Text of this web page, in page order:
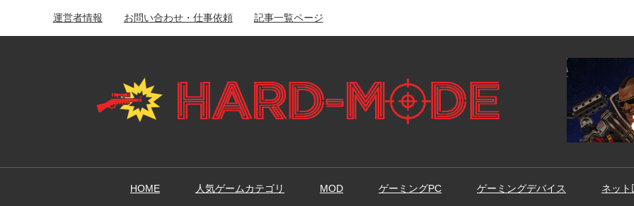
運営者情報 お問い合わせ・仕事依頼 記事一覧ページ
HOME 人気ゲームカテゴリ MOD ゲーミングPC ゲーミングデバイス ネット